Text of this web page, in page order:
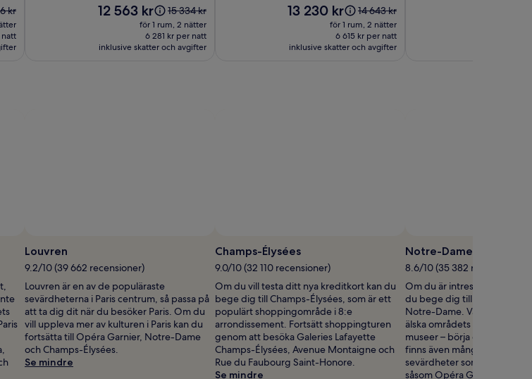
kr,
kr
Priset
12 563 kr
Priset
var
15 334 kr,
se
15 334 kr
för 1 rum, 2 nätter
6 281 kr per natt
inklusive skatter och avgifter
Priset
13 230 kr
Priset
var
14 643 kr,
se
14 643 kr
för 1 rum, 2 nätter
6 615 kr per natt
inklusive skatter och avgifter
Louvren
9.2/10 (39 662 recensioner)
Louvren är en av de populäraste
sevärdheterna i Paris centrum, så passa på
att ta dig dit när du besöker Paris. Om du
vill uppleva mer av kulturen i Paris kan du
fortsätta till Opéra Garnier, Notre-Dame
och Champs-Élysées.
Se mindre
Champs-Élysées
9.0/10 (32 110 recensioner)
Om du vill testa ditt nya kreditkort kan du
bege dig till Champs-Élysées, som är ett
populärt shoppingområde i 8:e
arrondissement. Fortsätt shoppingturen
genom att besöka Galeries Lafayette
Champs-Élysées, Avenue Montaigne och
Rue du Faubourg Saint-Honore.
Se mindre
Notre-Dame
8.6/10 (35 382 recensioner)
Om du är intresserad av
du bege dig till Paris
Notre-Dame. Våra
älska områdets
museer – börja din
finns även många andra
sevärdheter som du kanske
såsom Opéra Garnier,